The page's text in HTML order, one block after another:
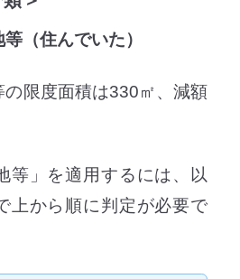
（住んでいた）
限度面積は330㎡、減額
等」を適用するには、以
上から順に判定が必要で